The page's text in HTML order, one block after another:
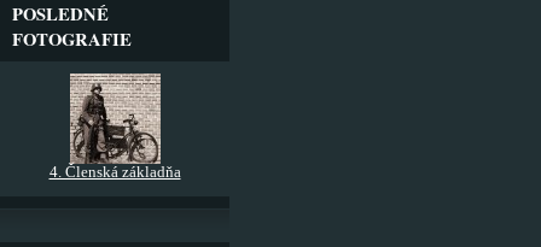
POSLEDNÉ
FOTOGRAFIE
4. Členská základňa